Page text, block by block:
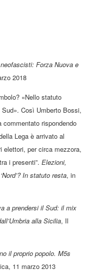
Forza Nuova e
2018
«Nello statuto
Così Umberto Bossi,
commentato rispondendo
Lega è arrivato al
elettori, per circa mezzora,
i presenti”. Elezioni,
In statuto resta, in
a prendersi il Sud: il mix
alla Sicilia, Il
il proprio popolo. M5s
11 marzo 2013